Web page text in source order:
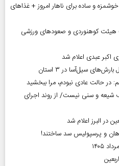
کنم؟ | ۲۰ پیشنهاد خوشمزه و ساده برای ناهار امروز + غذاهای
هیئت کوهنوردی و صعودهای ورزشی
اکبر عبدی اعلام شد
در حالت عادی نبودم، مرا ببخشید
شیعه و سنی نیست/ از روند اجرای
در البرز اعلام شد
و پرسپولیس سد ساختند!